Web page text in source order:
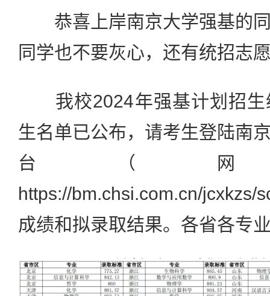
恭喜上岸南京大学强基的同
同学也不要灰心，还有统招志
我校2024年强基计划招生
生名单已公布，请考生登陆南
台（
https://bm.chsi.com.cn/jcxkzs/
成绩和拟录取结果。各省各专